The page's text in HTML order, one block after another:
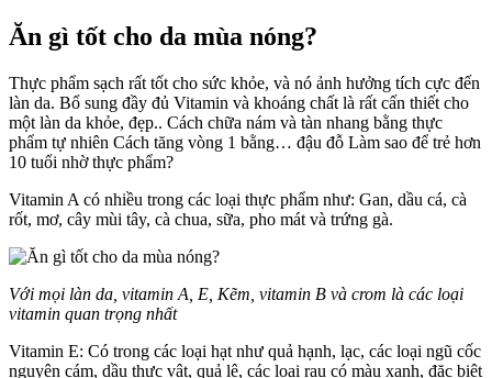
Ăn gì tốt cho da mùa nóng?
Thực phẩm sạch rất tốt cho sức khỏe, và nó ảnh hưởng tích cực đến
làn da. Bổ sung đầy đủ Vitamin và khoáng chất là rất cấn thiết cho
một làn da khỏe, đẹp.. Cách chữa nám và tàn nhang bằng thực
phẩm tự nhiên Cách tăng vòng 1 bằng… đậu đỗ Làm sao để trẻ hơn
10 tuổi nhờ thực phẩm?
Vitamin A có nhiều trong các loại thực phẩm như: Gan, dầu cá, cà
rốt, mơ, cây mùi tây, cà chua, sữa, pho mát và trứng gà.
Với mọi làn da, vitamin A, E, Kẽm, vitamin B và crom là các loại
vitamin quan trọng nhất
Vitamin E: Có trong các loại hạt như quả hạnh, lạc, các loại ngũ cốc
nguyên cám, dầu thực vật, quả lê, các loại rau có màu xanh, đặc biệt